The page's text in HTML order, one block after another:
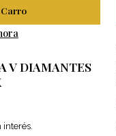
V DIAMANTES
interés.